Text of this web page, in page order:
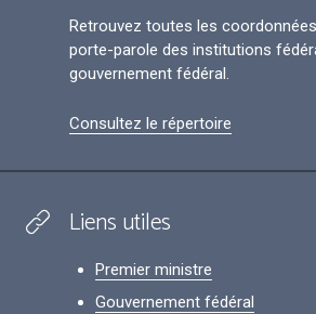
Retrouvez toutes les
porte-parole des institutions
gouvernement fédéral.
Consultez le répertoire
Liens utiles
Premier ministre
Gouvernement fédéral